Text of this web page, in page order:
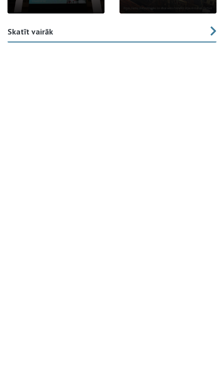
Skatīt vairāk